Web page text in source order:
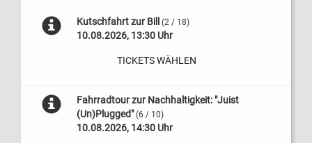
Kutschfahrt zur Bill (2 / 18)
10.08.2026, 13:30 Uhr
TICKETS WÄHLEN
Fahrradtour zur Nachhaltigkeit: "Juist
(Un)Plugged" (6 / 10)
10.08.2026, 14:30 Uhr